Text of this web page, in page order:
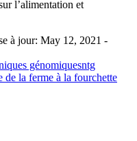
l’alimentation et
à jour: May 12, 2021 -
génomiquesntg
de la ferme à la fourchette